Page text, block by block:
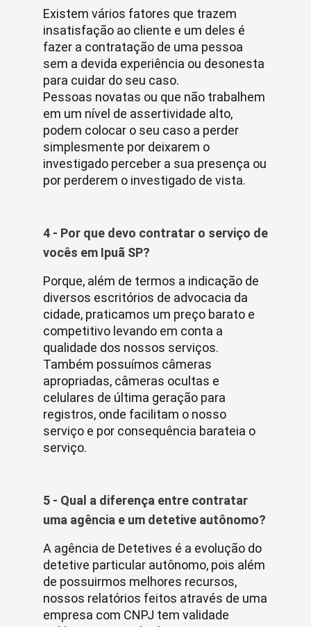
Existem vários fatores que trazem
insatisfação ao cliente e um deles é
fazer a contratação de uma pessoa
sem a devida experiência ou desonesta
para cuidar do seu caso.
Pessoas novatas ou que não trabalhem
em um nível de assertividade alto,
podem colocar o seu caso a perder
simplesmente por deixarem o
investigado perceber a sua presença ou
por perderem o investigado de vista.
4 - Por que devo contratar o serviço de
vocês em Ipuã SP?
Porque, além de termos a indicação de
diversos escritórios de advocacia da
cidade, praticamos um preço barato e
competitivo levando em conta a
qualidade dos nossos serviços.
Também possuímos câmeras
apropriadas, câmeras ocultas e
celulares de última geração para
registros, onde facilitam o nosso
serviço e por consequência barateia o
serviço.
5 - Qual a diferença entre contratar
uma agência e um detetive autônomo?
A agência de Detetives é a evolução do
detetive particular autônomo, pois além
de possuirmos melhores recursos,
nossos relatórios feitos através de uma
empresa com CNPJ tem validade